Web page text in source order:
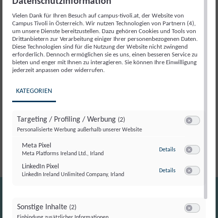
Für
uns
in
der
Regierung
mit
Menge
Artikelnummer:18279 Kategorie:Veranstaltung
Beschreibung
Beschreibung
Der Campus Tivoli lädt gemeinsam mit der Jungen
Volkspartei zu einem besonderen politischen Abend ein.
Vielen Dank für Ihren Besuch auf campus-tivoli.at, der Website von
Campus Tivoli in Österreich. Wir nutzen Technologien von Partnern (4),
um unsere Dienste bereitzustellen. Dazu gehören Cookies und Tools von
Drittanbietern zur Verarbeitung einiger Ihrer personenbezogenen Daten.
Diese Technologien sind für die Nutzung der Website nicht zwingend
erforderlich. Dennoch ermöglichen sie es uns, einen besseren Service zu
bieten und enger mit Ihnen zu interagieren. Sie können Ihre Einwilligung
jederzeit anpassen oder widerrufen.
KATEGORIEN
Targeting / Profiling / Werbung (2)
Personalisierte Werbung außerhalb unserer Website
Meta Pixel
Meta Platforms Ireland Ltd., Irland
Details zu Meta Pixel
LinkedIn Pixel
LinkedIn Ireland Unlimited Company, Irland
Details zu LinkedIn Pixel
Switch
Sonstige Inhalte (2)